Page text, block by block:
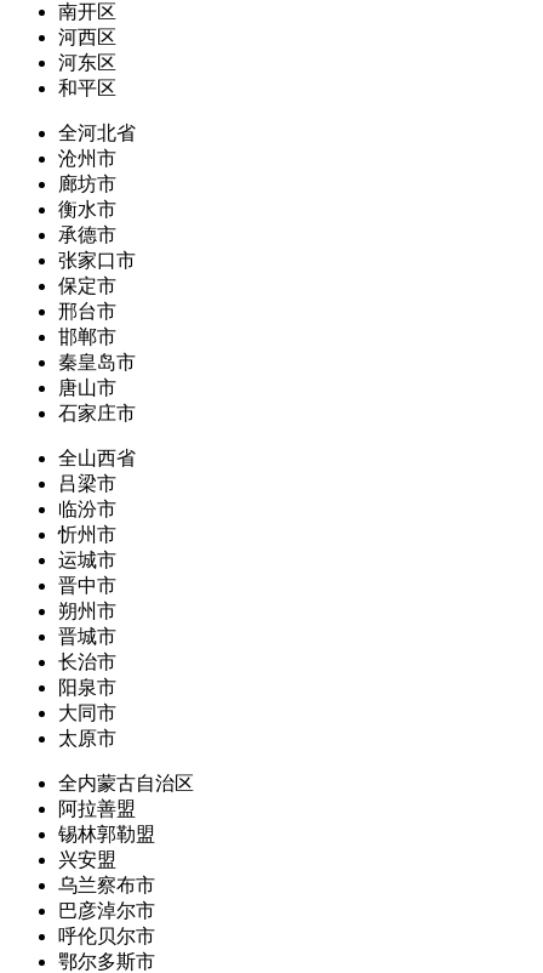
南开区
河西区
河东区
和平区
全河北省
沧州市
廊坊市
衡水市
承德市
张家口市
保定市
邢台市
邯郸市
秦皇岛市
唐山市
石家庄市
全山西省
吕梁市
临汾市
忻州市
运城市
晋中市
朔州市
晋城市
长治市
阳泉市
大同市
太原市
全内蒙古自治区
阿拉善盟
锡林郭勒盟
兴安盟
乌兰察布市
巴彦淖尔市
呼伦贝尔市
鄂尔多斯市